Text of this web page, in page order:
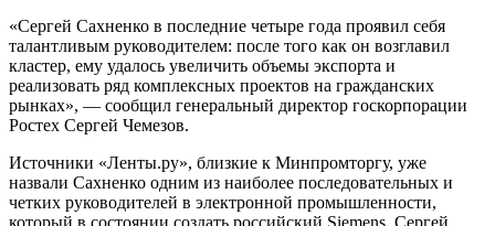
«Сергей Сахненко в последние четыре года проявил себя
талантливым руководителем: после того как он возглавил
кластер, ему удалось увеличить объемы экспорта и
реализовать ряд комплексных проектов на гражданских
рынках», — сообщил генеральный директор госкорпорации
Ростех Сергей Чемезов.
Источники «Ленты.ру», близкие к Минпромторгу, уже
назвали Сахненко одним из наиболее последовательных и
четких руководителей в электронной промышленности,
который в состоянии создать российский Siemens. Сергей